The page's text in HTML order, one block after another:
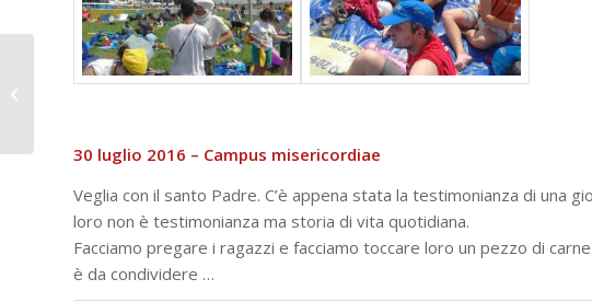
30 luglio 2016 – Campus misericordiae
Veglia con il santo Padre. C’è appena stata la testimonianza di una
loro non è testimonianza ma storia di vita quotidiana.
Facciamo pregare i ragazzi e facciamo toccare loro un pezzo di
è da condividere …
CS – Segnalazione